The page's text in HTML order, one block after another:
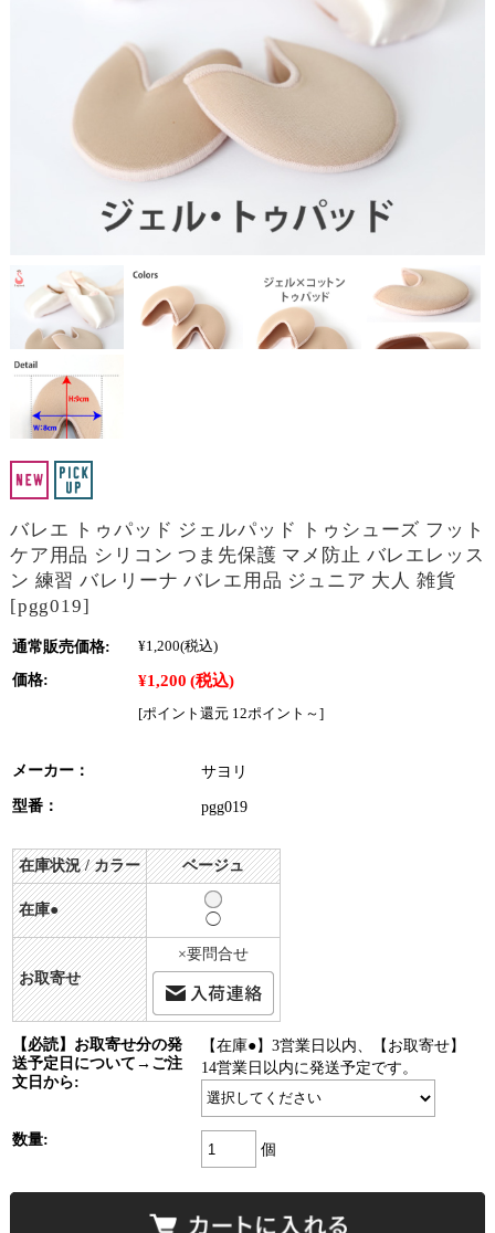
バレエ トゥパッド ジェルパッド トゥシューズ フット
ケア用品 シリコン つま先保護 マメ防止 バレエレッス
ン 練習 バレリーナ バレエ用品 ジュニア 大人 雑貨
[pgg019]
通常販売価格: ¥1,200(税込)
価格: ¥1,200 (税込)
[ポイント還元 12ポイント～]
メーカー： サヨリ
型番： pgg019
在庫状況 / カラー ベージュ
在庫●
◯
お取寄せ
×要問合せ
【必読】お取寄せ分の発
送予定日について→ご注
文日から:
【在庫●】3営業日以内、【お取寄せ】
14営業日以内に発送予定です。
数量:
個